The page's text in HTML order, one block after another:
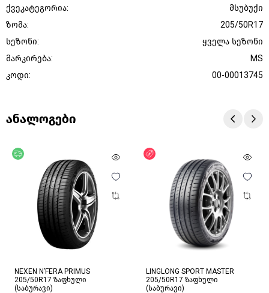
ქვეკატეგორია:
მსუბუქი
ზომა:
205/50R17
სეზონი:
ყველა სეზონი
მარკირება:
MS
კოდი:
00-00013745
ანალოგები
NEXEN N’FERA PRIMUS
205/50R17 ზაფხული
(საბურავი)
LINGLONG SPORT MASTER
205/50R17 ზაფხული
(საბურავი)